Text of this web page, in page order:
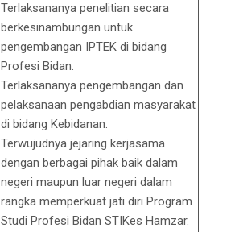
Terlaksananya penelitian secara
berkesinambungan untuk
pengembangan IPTEK di bidang
Profesi Bidan.
Terlaksananya pengembangan dan
pelaksanaan pengabdian masyarakat
di bidang Kebidanan.
Terwujudnya jejaring kerjasama
dengan berbagai pihak baik dalam
negeri maupun luar negeri dalam
rangka memperkuat jati diri Program
Studi Profesi Bidan STIKes Hamzar.